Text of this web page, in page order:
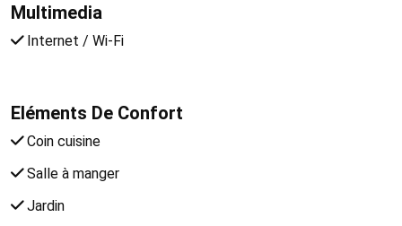
Multimedia
Internet / Wi-Fi
Eléments De Confort
Coin cuisine
Salle à manger
Jardin